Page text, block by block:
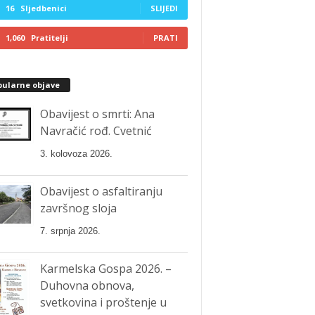
16 Sljedbenici SLIJEDI
1,060 Pratitelji PRATI
objave
Obavijest o smrti: Ana
Navračić rođ. Cvetnić
3. kolovoza 2026.
Obavijest o asfaltiranju
završnog sloja
7. srpnja 2026.
Karmelska Gospa 2026. –
Duhovna obnova,
svetkovina i proštenje u